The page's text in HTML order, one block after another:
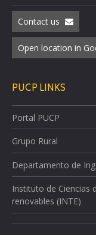
Contact us
Open location in
PUCP LINKS
Portal PUCP
Grupo Rural
Departamento de
Instituto de Ciencias
renovables (INTE)